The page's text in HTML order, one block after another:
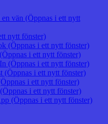
vän (Öppnas i ett nytt
nytt fönster)
(Öppnas i ett nytt fönster)
i ett nytt fönster)
(Öppnas i ett nytt fönster)
(Öppnas i ett nytt fönster)
i ett nytt fönster)
i ett nytt fönster)
(Öppnas i ett nytt fönster)